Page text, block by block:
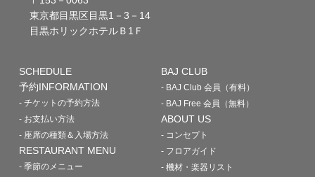
東京都目黒区目黒1－3－14
目黒ホリックホテルＢ1Ｆ
SCHEDULE
予約INFORMATION
- チケットの予約方法
- お支払い方法
- 座席の種類＆入場方法
RESTAURANT MENU
- 季節のメニュー
BAJ CLUB
- BAJ Club 会員（有料）
- BAJ Free 会員（無料）
ABOUT US
- コンセプト
- フロアガイド
- 機材・楽器リスト